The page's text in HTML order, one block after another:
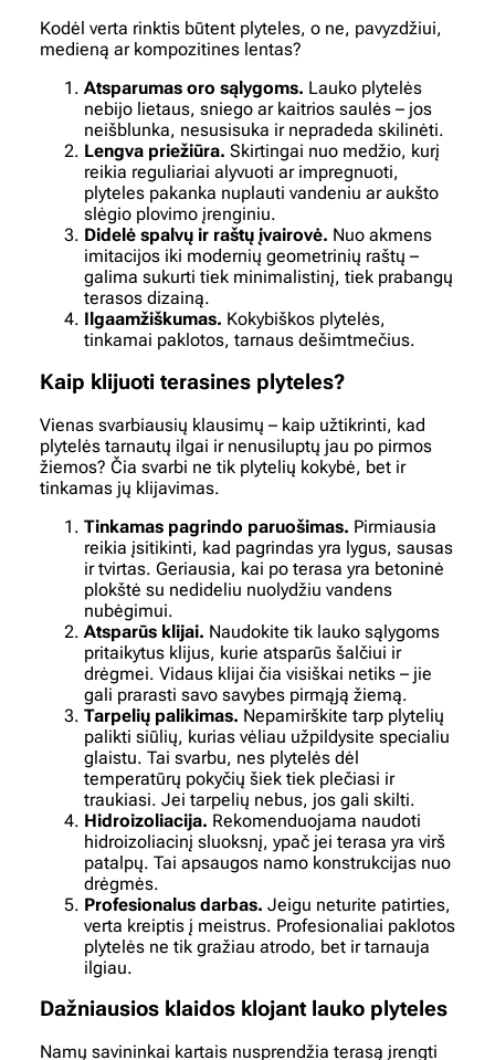
Kodėl verta rinktis būtent plyteles, o ne, pavyzdžiui,
medieną ar kompozitines lentas?
Atsparumas oro sąlygoms. Lauko plytelės
nebijo lietaus, sniego ar kaitrios saulės – jos
neišblunka, nesusisuka ir nepradeda skilinėti.
Lengva priežiūra. Skirtingai nuo medžio, kurį
reikia reguliariai alyvuoti ar impregnuoti,
plyteles pakanka nuplauti vandeniu ar aukšto
slėgio plovimo įrenginiu.
Didelė spalvų ir raštų įvairovė. Nuo akmens
imitacijos iki modernių geometrinių raštų –
galima sukurti tiek minimalistinį, tiek prabangų
terasos dizainą.
Ilgaamžiškumas. Kokybiškos plytelės,
tinkamai paklotos, tarnaus dešimtmečius.
Kaip klijuoti terasines plyteles?
Vienas svarbiausių klausimų – kaip užtikrinti, kad
plytelės tarnautų ilgai ir nenusiluptų jau po pirmos
žiemos? Čia svarbi ne tik plytelių kokybė, bet ir
tinkamas jų klijavimas.
Tinkamas pagrindo paruošimas. Pirmiausia
reikia įsitikinti, kad pagrindas yra lygus, sausas
ir tvirtas. Geriausia, kai po terasa yra betoninė
plokštė su nedideliu nuolydžiu vandens
nubėgimui.
Atsparūs klijai. Naudokite tik lauko sąlygoms
pritaikytus klijus, kurie atsparūs šalčiui ir
drėgmei. Vidaus klijai čia visiškai netiks – jie
gali prarasti savo savybes pirmąją žiemą.
Tarpelių palikimas. Nepamirškite tarp plytelių
palikti siūlių, kurias vėliau užpildysite specialiu
glaistu. Tai svarbu, nes plytelės dėl
temperatūrų pokyčių šiek tiek plečiasi ir
traukiasi. Jei tarpelių nebus, jos gali skilti.
Hidroizoliacija. Rekomenduojama naudoti
hidroizoliacinį sluoksnį, ypač jei terasa yra virš
patalpų. Tai apsaugos namo konstrukcijas nuo
drėgmės.
Profesionalus darbas. Jeigu neturite patirties,
verta kreiptis į meistrus. Profesionaliai paklotos
plytelės ne tik gražiau atrodo, bet ir tarnauja
ilgiau.
Dažniausios klaidos klojant lauko plyteles
Namų savininkai kartais nusprendžia terasą įrengti